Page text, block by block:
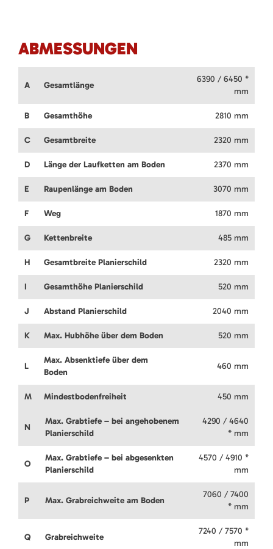
ABMESSUNGEN
A Gesamtlänge
6390 / 6450 *
mm
B Gesamthöhe 2810 mm
C Gesamtbreite 2320 mm
D Länge der Laufketten am Boden 2370 mm
E Raupenlänge am Boden 3070 mm
F Weg 1870 mm
G Kettenbreite 485 mm
H Gesamtbreite Planierschild 2320 mm
I Gesamthöhe Planierschild 520 mm
J Abstand Planierschild 2040 mm
K Max. Hubhöhe über dem Boden 520 mm
L
Max. Absenktiefe über dem
Boden
460 mm
M Mindestbodenfreiheit 450 mm
N
Max. Grabtiefe – bei angehobenem
Planierschild
4290 / 4640
* mm
O
Max. Grabtiefe – bei abgesenkten
Planierschild
4570 / 4910 *
mm
P Max. Grabreichweite am Boden
7060 / 7400
* mm
Q Grabreichweite
7240 / 7570 *
mm